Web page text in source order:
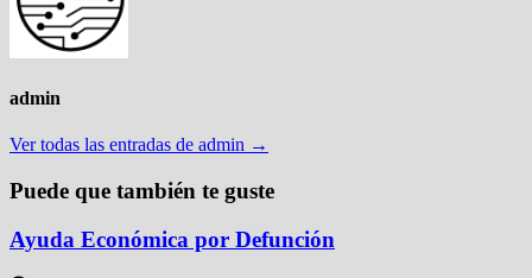
admin
Ver todas las entradas de admin →
Puede que también te guste
Ayuda Económica por Defunción